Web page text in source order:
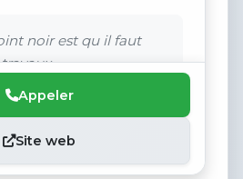
noir est qu il faut
Appeler
Site web